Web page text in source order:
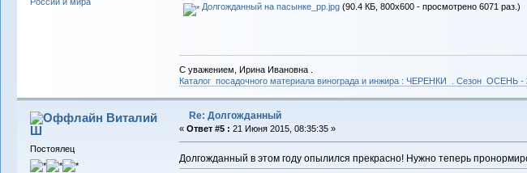
Долгожданный на пасынке_pp.jpg(90.4 КБ, 800x600 - просмотрено 6071 раз.)
С уважением, Ирина Ивановна .
Каталог посадочного материала винограда и инжира : ЧЕРЕНКИ . Сезон ОСЕНЬ -
Виталий
Ш
Постоялец
Re: Долгожданный
« Ответ #5 : 21 Июня 2015, 08:35:35 »
Долгожданный в этом году опылился прекрасно! Нужно теперь